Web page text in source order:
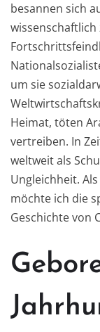
besannen sich
wissenschaftlich
um sie
Heimat, töten
vertreiben. In
weltweit als
Ungleichheit.
möchte ich die
Geschichte von